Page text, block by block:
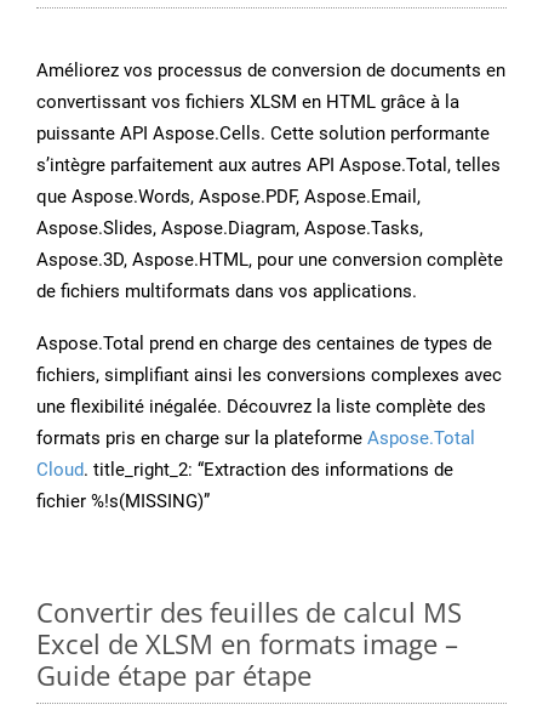
Améliorez vos processus de conversion de documents en
convertissant vos fichiers XLSM en HTML grâce à la
puissante API Aspose.Cells. Cette solution performante
s’intègre parfaitement aux autres API Aspose.Total, telles
que Aspose.Words, Aspose.PDF, Aspose.Email,
Aspose.Slides, Aspose.Diagram, Aspose.Tasks,
Aspose.3D, Aspose.HTML, pour une conversion complète
de fichiers multiformats dans vos applications.
Aspose.Total prend en charge des centaines de types de
fichiers, simplifiant ainsi les conversions complexes avec
une flexibilité inégalée. Découvrez la liste complète des
formats pris en charge sur la plateforme Aspose.Total
Cloud. title_right_2: “Extraction des informations de
fichier %!s(MISSING)”
Convertir des feuilles de calcul MS
Excel de XLSM en formats image –
Guide étape par étape